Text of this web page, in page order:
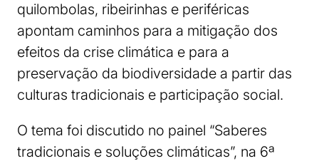
quilombolas, ribeirinhas e periféricas
apontam caminhos para a mitigação dos
efeitos da crise climática e para a
preservação da biodiversidade a partir das
culturas tradicionais e participação social.
O tema foi discutido no painel “Saberes
tradicionais e soluções climáticas”, na 6ª